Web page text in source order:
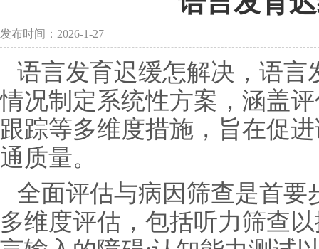
发布时间：2026-1-27
语言发育迟缓怎解决，语
情况制定系统性方案，涵盖
跟踪等多维度措施，旨在促
通质量。
全面评估与病因筛查是首
多维度评估，包括听力筛查